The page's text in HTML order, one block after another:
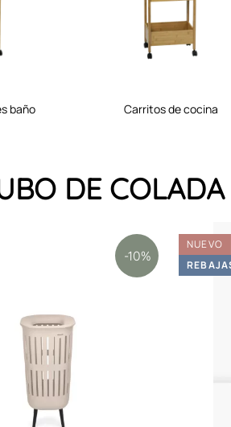
baño carritos de cocina
DE
-10%
NUEVO